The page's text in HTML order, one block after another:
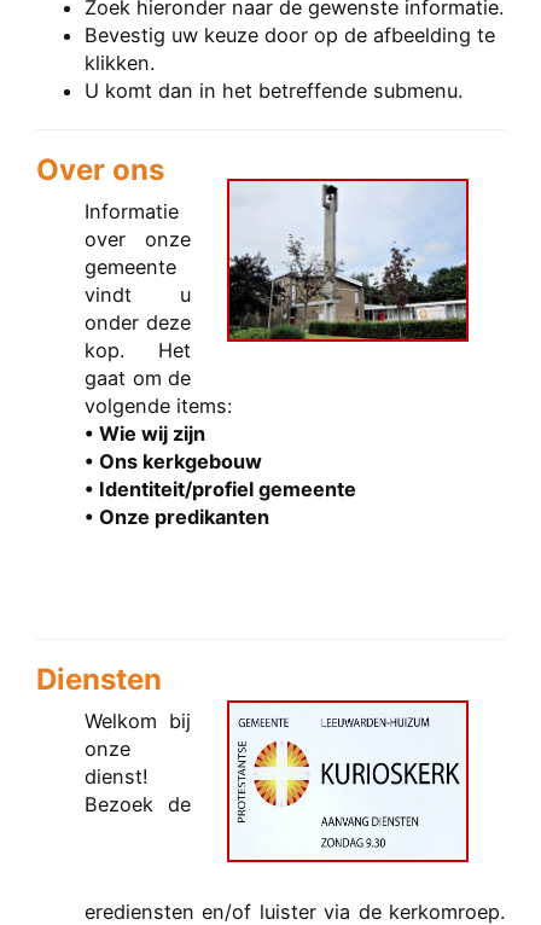
Zoek hieronder naar de gewenste informatie.
Bevestig uw keuze door op de afbeelding te
klikken.
U komt dan in het betreffende submenu.
Over ons
Informatie
over onze
gemeente
vindt u
onder deze
kop. Het
gaat om de
volgende items:
• Wie wij zijn
• Ons kerkgebouw
• Identiteit/profiel gemeente
• Onze predikanten
Diensten
Welkom bij
onze
dienst!
Bezoek de
erediensten en/of luister via de kerkomroep.